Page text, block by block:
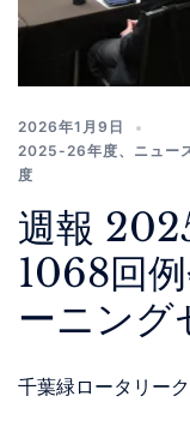
2026年1月9日
2025-26年度、 ニュー
度
週報
1068回
ーニング
千葉緑ロータリー